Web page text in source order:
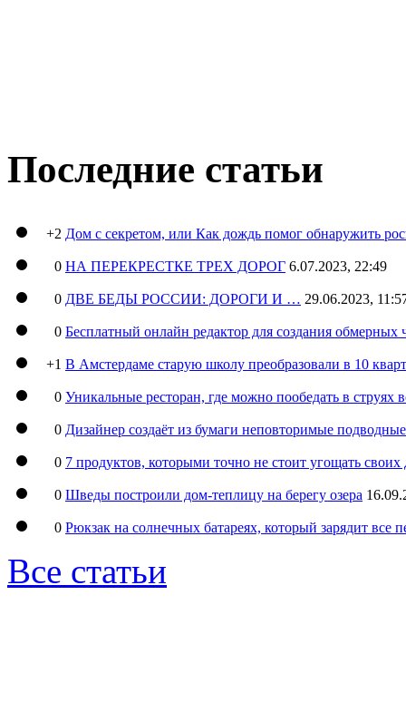
Последние статьи
+2 Дом с секретом, или Как дождь помог обнаружить
0 НА ПЕРЕКРЕСТКЕ ТРЕХ ДОРОГ 6.07.2023, 22:49
0 ДВЕ БЕДЫ РОССИИ: ДОРОГИ И … 29.06.2023,
0 Бесплатный онлайн редактор для создания обмерных
+1 В Амстердаме старую школу преобразовали в 10
0 Уникальные ресторан, где можно пообедать в струях
0 Дизайнер создаёт из бумаги неповторимые
0 7 продуктов, которыми точно не стоит угощать
0 Шведы построили дом-теплицу на берегу озера
0 Рюкзак на солнечных батареях, который зарядит все
Все статьи